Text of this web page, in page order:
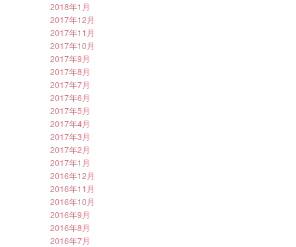
2018年1月
2017年12月
2017年11月
2017年10月
2017年9月
2017年8月
2017年7月
2017年6月
2017年5月
2017年4月
2017年3月
2017年2月
2017年1月
2016年12月
2016年11月
2016年10月
2016年9月
2016年8月
2016年7月